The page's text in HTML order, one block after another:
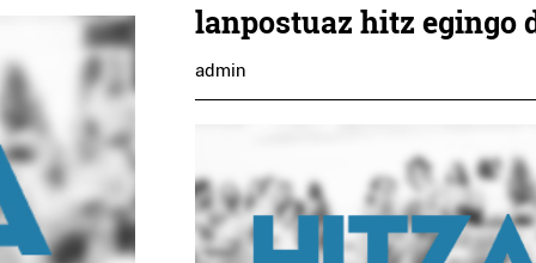
lanpostuaz hitz egingo
admin